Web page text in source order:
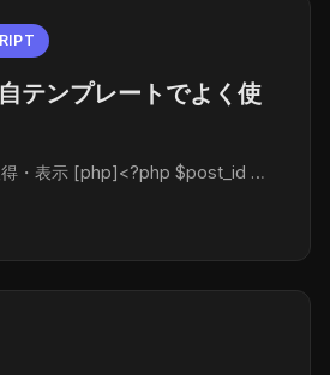
テンプレートでよく使
得・表示 [php]<?php $post_id …